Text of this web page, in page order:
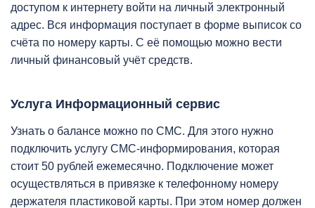
доступом к интернету войти на личный электронный
адрес. Вся информация поступает в форме выписок со
счёта по номеру карты. С её помощью можно вести
личный финансовый учёт средств.
Услуга Информационный сервис
Узнать о балансе можно по СМС. Для этого нужно
подключить услугу СМС-информирования, которая
стоит 50 рублей ежемесячно. Подключение может
осуществляться в привязке к телефонному номеру
держателя пластиковой карты. При этом номер должен